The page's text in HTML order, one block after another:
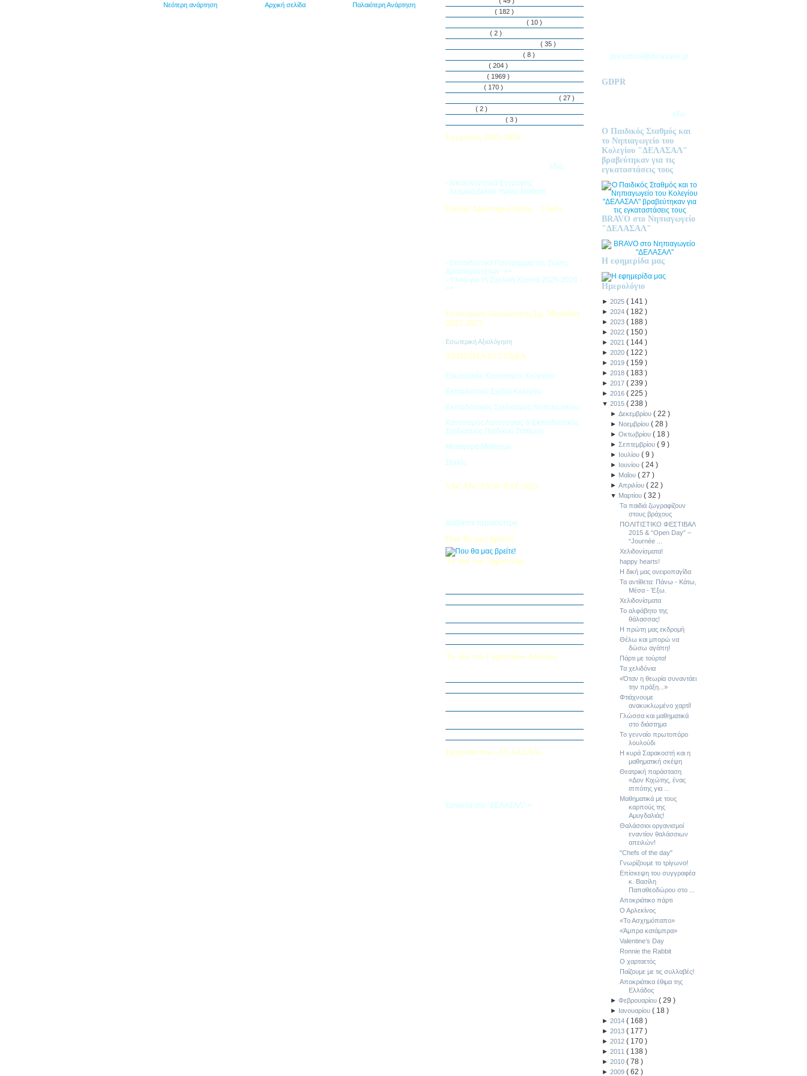
Νεότερη ανάρτηση Παλαιότερη Ανάρτηση
Αρχική σελίδα
( 182 )
( 10 )
( 2 )
( 35 )
( 8 )
( 204 )
( 1969 )
( 170 )
( 27 )
( 2 )
( 3 )
Εγγραφές 2025-2026
εδώ.
- Δικαιολογητικά Εγγραφής
- Ατομικό Δελτίο Υγείας Μαθητή
Όμιλοι Δραστηριοτήτων - Clubs
- Εκπαιδευτικό Πρόγραμμα της Ζώνης
Δραστηριοτήτων ->>
- Υλικά για τη Σχολική Χρονιά 2025-2026 -
>>
Εσωτερική Αξιολόγηση Σχ. Μονάδας
2022-2023
Εσωτερική Αξιολόγηση
ΧΡΗΣΙΜΑ ΕΓΓΡΑΦΑ
Εσωτερικός Κανονισμός Κολεγίου
Εκπαιδευτικό Σχέδιο Κολεγίου
Εκπαιδευτικός Σχεδιασμός Νηπιαγωγείου
Κανονισμός Λειτουργίας & Εκπαιδευτικός
Σχεδιασμός Παιδικού Σταθμού
Μεταφορά Μαθητών
Στολές
VACANCES D’ ÉTÉ 2025
Διαβάστε περισσότερα
Που θα μας βρείτε!
Τα νέα του Δημοτικού
Τα νέα του Γυμνασίου-Λυκείου
Εργασία στο «ΔΕΛΑΣΑΛ»
Εργασία στο "ΔΕΛΑΣΑΛ"->
preschool@delasalle.gr
GDPR
εδώ
Ο Παιδικός Σταθμός και
το Νηπιαγωγείο του
Κολεγίου "ΔΕΛΑΣΑΛ"
βραβεύτηκαν για τις
εγκαταστάσεις τους
BRAVO στο Νηπιαγωγείο
"ΔΕΛΑΣΑΛ"
Η εφημερίδα μας
Ημερολόγιο
► 2025 ( 141 )
► 2024 ( 182 )
► 2023 ( 188 )
► 2022 ( 150 )
► 2021 ( 144 )
► 2020 ( 122 )
► 2019 ( 159 )
► 2018 ( 183 )
► 2017 ( 239 )
► 2016 ( 225 )
▼ 2015 ( 238 )
►Δεκεμβρίου(22)
► Νοεμβρίου(28)
►Οκτωβρίου( 18)
►Σεπτεμβρίου(9)
► Ιουλίου(9)
► Ιουνίου(24)
► Μαΐου(27)
►Απριλίου(22)
▼ Μαρτίου(32)
Τα παιδιά ζωγραφίζουν
στους βράχους
ΠΟΛΙΤΙΣΤΙΚΟ ΦΕΣΤΙΒΑΛ
2015 & “Open Day” –
“Journée ...
Χελιδονίσματα!
happy hearts!
Η δική μας ονειροπαγίδα
Τα αντίθετα: Πάνω - Κάτω,
Μέσα - Έξω.
Χελιδονίσματα
Το αλφάβητο της
θάλασσας!
Η πρώτη μας εκδρομή
Θέλω και μπορώ να
δώσω αγάπη!
Πάρτι με τούρτα!
Τα χελιδόνια
«Όταν η θεωρία συναντάει
την πράξη...»
Φτιάχνουμε
ανακυκλωμένο χαρτί!
Γλώσσα και μαθηματικά
στο διάστημα
Το γενναίο πρωτοπόρο
λουλούδι
Η κυρά Σαρακοστή και η
μαθηματική σκέψη
Θεατρική παράσταση
«Δον Κιχώτης, ένας
ιππότης για ...
Μαθηματικά με τους
καρπούς της
Αμυγδαλιάς!
Θαλάσσιοι οργανισμοί
εναντίον θαλάσσιων
απειλών!
"Chefs of the day"
Γνωρίζουμε το τρίγωνο!
Επίσκεψη του συγγραφέα
κ. Βασίλη
Παπαθεοδώρου στο ...
Αποκριάτικο πάρτι
Ο Αρλεκίνος
«Το Ασχημόπαπο»
«Άμπρα κατάμπρα»
Valentine’s Day
Ronnie the Rabbit
Ο χαρταετός
Παίζουμε με τις συλλαβές!
Αποκριάτικα έθιμα της
Ελλάδος
►Φεβρουαρίου(29)
► Ιανουαρίου( 18)
► 2014 ( 168 )
► 2013 ( 177 )
► 2012 ( 170 )
► 2011 ( 138 )
► 2010 ( 78 )
► 2009 ( 62 )